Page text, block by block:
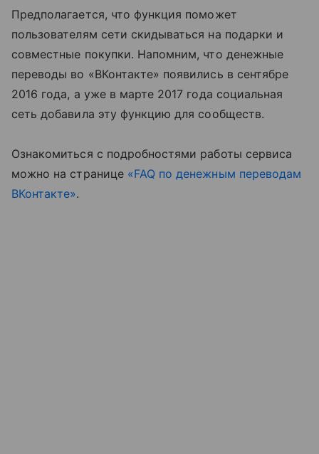
Предполагается, что функция поможет
пользователям сети скидываться на подарки и
совместные покупки. Напомним, что денежные
переводы во «ВКонтакте» появились в сентябре
2016 года, а уже в марте 2017 года социальная
сеть добавила эту функцию для сообществ.
Ознакомиться с подробностями работы сервиса
можно на странице «FAQ по денежным переводам
ВКонтакте».